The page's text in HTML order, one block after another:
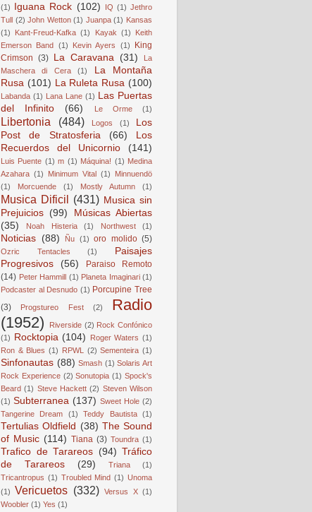
(1) Iguana Rock (102) IQ (1) Jethro
Tull (2) John Wetton (1) Juanpa (1) Kansas
(1)
Kant-Freud-Kafka (1) Kayak (1)
Keith
Emerson Band (1) Kevin Ayers (1)
King
Crimson (3) La Caravana (31)
La
Maschera di Cera
(1)
La Montaña
Rusa (101) La Ruleta Rusa (100)
Labanda (1) Lana Lane (1) Las Puertas
del Infinito
(66) Le Orme (1)
Libertonia (484) Logos (1)
Los
Post de Stratosferia
(66)
Los
Recuerdos del Unicornio
(141)
Luis Puente (1) m (1) Máquina! (1) Medina
Azahara (1) Minimum Vital (1)
Minnuendö
(1)
Morcuende (1) Mostly Autumn (1)
Musica Dificil (431) Musica sin
Prejuicios (99)
Músicas Abiertas
(35)
Noah Histeria (1) Northwest (1)
Noticias (88) Ñu (1) oro molido (5)
Ozric Tentacles (1)
Paisajes
Progresivos
(56)
Paraiso Remoto
(14) Peter Hammill (1) Planeta Imaginari (1)
Podcaster al Desnudo (1) Porcupine Tree
(3)
Progstureo Fest (2)
Radio
(1952)
Riverside (2) Rock Confónico
(1) Rocktopia (104) Roger Waters (1)
Ron & Blues (1) RPWL (2) Sementeira (1)
Sinfonautas (88) Smash (1) Solaris Art
Rock Experience (2) Sonutopia (1) Spock's
Beard (1) Steve Hackett (2) Steven Wilson
(1) Subterranea (137) Sweet Hole (2)
Tangerine Dream
(1) Teddy Bautista (1)
Tertulias Oldfield (38) The Sound
of Music (114) Tiana (3) Toundra (1)
Trafico de Tarareos (94) Tráfico
de Tarareos
(29) Triana
(1)
Tricantropus (1) Troubled Mind (1) Unoma
(1)
Vericuetos (332) Versus X (1)
Woobler (1) Yes (1)